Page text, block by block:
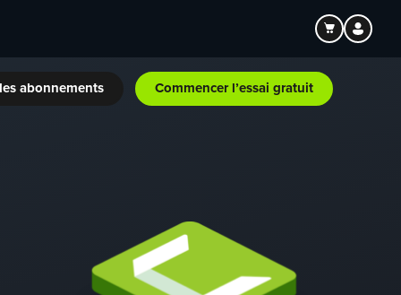
abonnements Commencer l’essai gratuit